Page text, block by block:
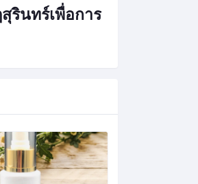
รินทร์เพื่อการ